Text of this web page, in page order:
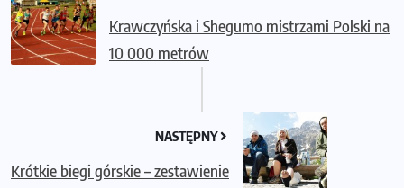
Krawczyńska i Shegumo mistrzami Polski na
10 000 metrów
NASTĘPNY
Krótkie biegi górskie – zestawienie